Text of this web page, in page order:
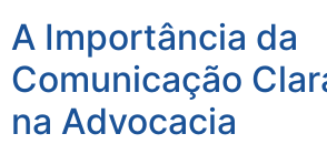
A Importância da
Comunicação
na Advocacia